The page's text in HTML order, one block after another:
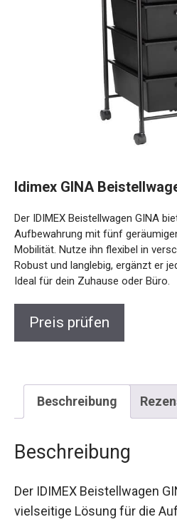
Idimex GINA
Der IDIMEX Beistellwagen GINA
Aufbewahrung mit fünf
Mobilität. Nutze ihn flexibel in
Robust und langlebig, ergänzt er
Ideal für dein Zuhause oder Büro.
Preis prüfen
Beschreibung
Beschreibung
Der IDIMEX Beistellwagen
vielseitige Lösung für die